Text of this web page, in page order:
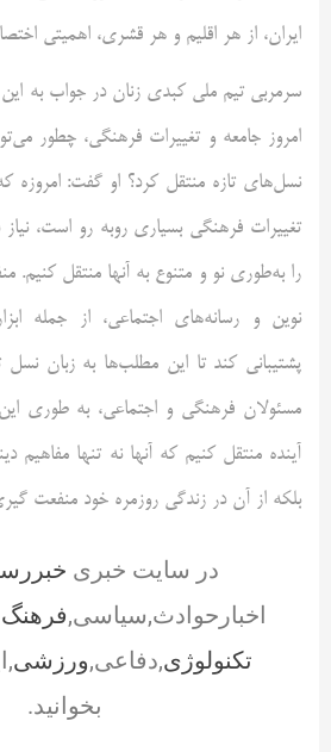
ایران، از هر اقلیم و هر قشری، اهمیتی
سرمربی تیم ملی کبدی زنان در جواب به
امروز جامعه و تغییرات فرهنگی، چطور
نسل‌های تازه منتقل کرد؟ او گفت: امروزه
تغییرات فرهنگی بسیاری روبه رو است،
را به‌طوری نو و متنوع به آنها منتقل کنیم.
نوین و رسانه‌های اجتماعی، از جمله
پشتیبانی کند تا این مطلب‌ها به زبان نسل
مسئولان فرهنگی و اجتماعی، به طوری
آینده منتقل کنیم که آنها نه تنها مفاهیم
بلکه از آن در زندگی روزمره خود منفعت
در سایت خبری
اخبارحوادث,سیاسی,فرهنگ
تکنولوژی,دفاعی,ورزشی
بخوانید.